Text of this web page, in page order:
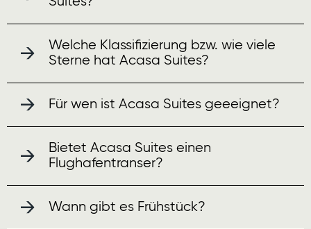
Welche Klassifizierung bzw. wie viele
Sterne hat Acasa Suites?
Für wen ist Acasa Suites geeeignet?
Bietet Acasa Suites einen
Flughafentranser?
Wann gibt es Frühstück?